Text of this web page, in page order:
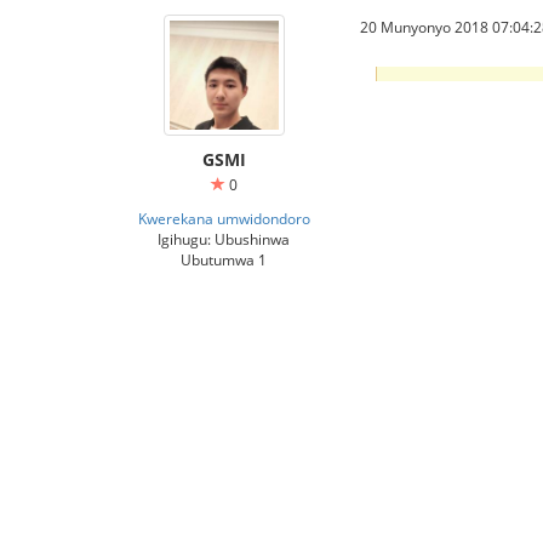
GSMI
0
Kwerekana umwidondoro
Igihugu: Ubushinwa
Ubutumwa 1
20 Munyonyo 2018